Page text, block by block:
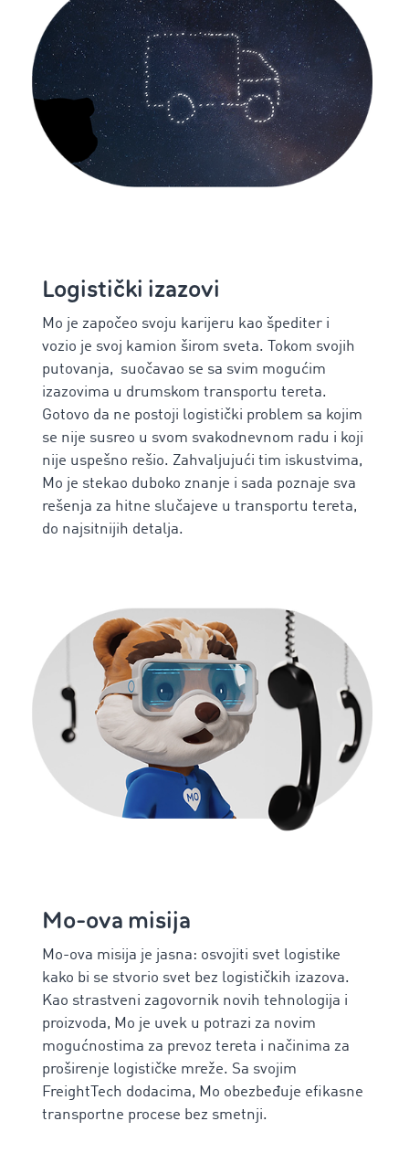
Logistički izazovi
Mo je započeo svoju karijeru kao špediter i
vozio je svoj kamion širom sveta. Tokom svojih
putovanja, suočavao se sa svim mogućim
izazovima u drumskom transportu tereta.
Gotovo da ne postoji logistički problem sa kojim
se nije susreo u svom svakodnevnom radu i koji
nije uspešno rešio. Zahvaljujući tim iskustvima,
Mo je stekao duboko znanje i sada poznaje sva
rešenja za hitne slučajeve u transportu tereta,
do najsitnijih detalja.
Mo-ova misija
Mo-ova misija je jasna: osvojiti svet logistike
kako bi se stvorio svet bez logističkih izazova.
Kao strastveni zagovornik novih tehnologija i
proizvoda, Mo je uvek u potrazi za novim
mogućnostima za prevoz tereta i načinima za
proširenje logističke mreže. Sa svojim
FreightTech dodacima, Mo obezbeđuje efikasne
transportne procese bez smetnji.